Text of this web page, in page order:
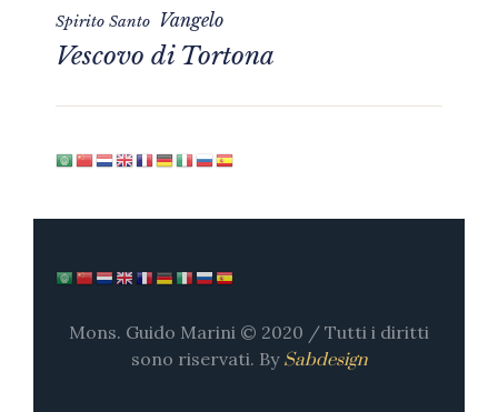
Spirito Santo Vangelo
Vescovo di Tortona
Mons. Guido Marini © 2020 / Tutti i diritti
sono riservati. By Sabdesign